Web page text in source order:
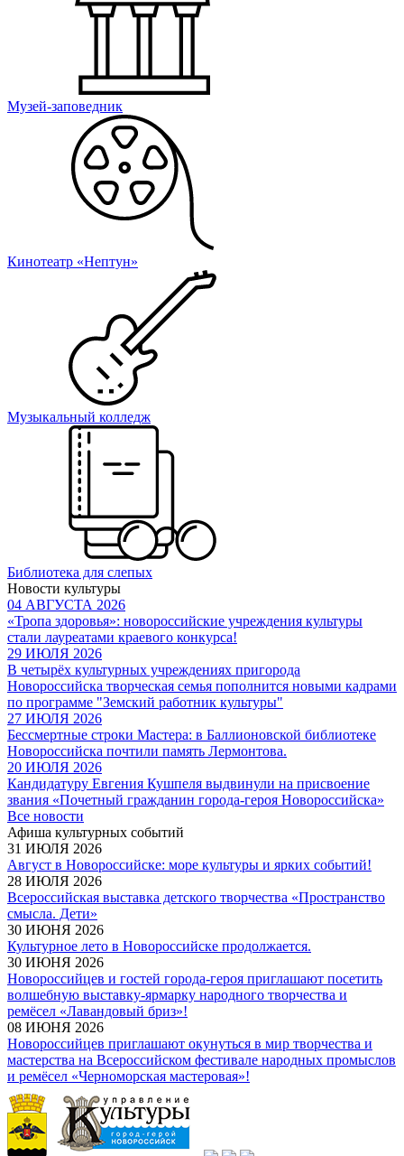
Музей-заповедник
Кинотеатр «Нептун»
Музыкальный колледж
Библиотека для слепых
Новости культуры
04 АВГУСТА 2026
«Тропа здоровья»: новороссийские учреждения культуры
стали лауреатами краевого конкурса!
29 ИЮЛЯ 2026
В четырёх культурных учреждениях пригорода
Новороссийска творческая семья пополнится новыми кадрами
по программе "Земский работник культуры"
27 ИЮЛЯ 2026
Бессмертные строки Мастера: в Баллионовской библиотеке
Новороссийска почтили память Лермонтова.
20 ИЮЛЯ 2026
Кандидатуру Евгения Кушпеля выдвинули на присвоение
звания «Почетный гражданин города-героя Новороссийска»
Все новости
Афиша культурных событий
31 ИЮЛЯ 2026
Август в Новороссийске: море культуры и ярких событий!
28 ИЮЛЯ 2026
Всероссийская выставка детского творчества «Пространство
смысла. Дети»
30 ИЮНЯ 2026
Культурное лето в Новороссийске продолжается.
30 ИЮНЯ 2026
Новороссийцев и гостей города-героя приглашают посетить
волшебную выставку-ярмарку народного творчества и
ремёсел «Лавандовый бриз»!
08 ИЮНЯ 2026
Новороссийцев приглашают окунуться в мир творчества и
мастерства на Всероссийском фестивале народных промыслов
и ремёсел «Черноморская мастеровая»!